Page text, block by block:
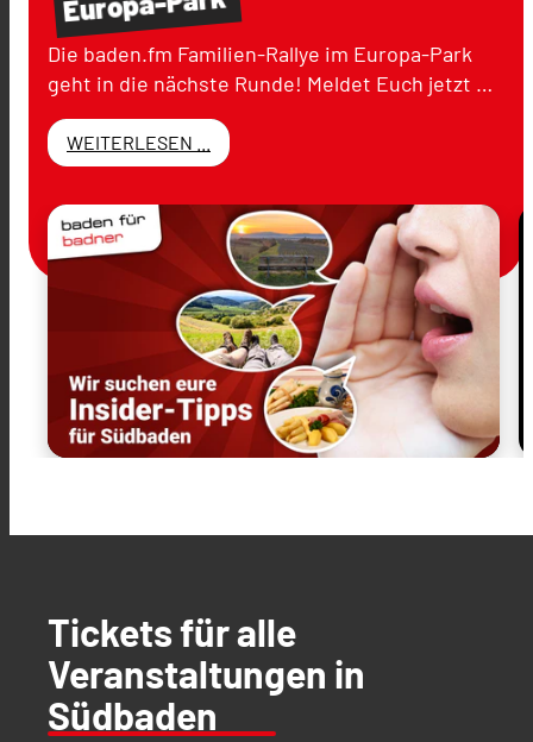
Die baden.fm Familien-Rallye im Europa-Park
geht in die nächste Runde! Meldet Euch jetzt …
WEITERLESEN ...
Tickets für alle
Veranstaltungen in
Südbaden